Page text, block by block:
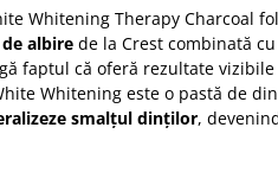
Whitening Therapy Charcoal
albire de la Crest combinată
faptul că oferă rezultate
Whitening este o pastă de
smalțul dinților,